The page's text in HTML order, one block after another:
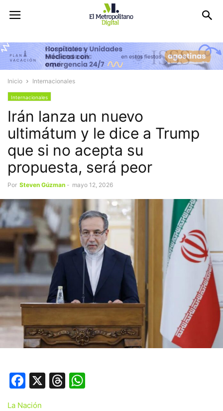
Inicio Internacionales
Internacionales
Irán lanza un nuevo
ultimátum y le dice a Trump
que si no acepta su
propuesta, será peor
Por Steven Gúzman - mayo 12, 2026
Facebook
X Threads
La Nación